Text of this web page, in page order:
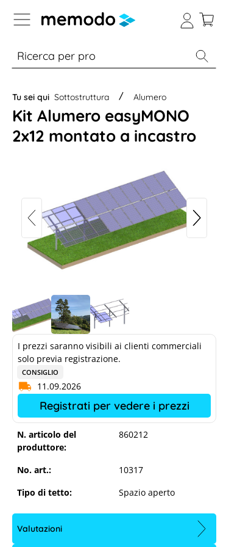
Skip to B2B platform navigation
% Sale Moduli
Tu sei qui Sottostruttura Alumero
Kit Alumero easyMONO
2x12 montato a incastro
N. articolo del
produttore:
860212
No. art.:
10317
Tipo di tetto:
Spazio aperto
I prezzi saranno visibili ai clienti commerciali
solo previa registrazione.
CONSIGLIO
11.09.2026
Registrati per vedere i prezzi
Valutazioni